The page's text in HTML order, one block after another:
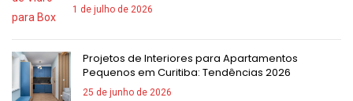
1 de julho de 2026
Projetos de Interiores para Apartamentos
Pequenos em Curitiba: Tendências 2026
25 de junho de 2026